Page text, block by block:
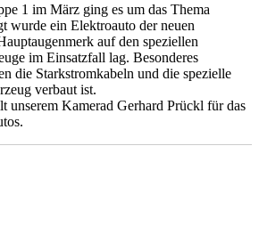
1 im März ging es um das Thema
wurde ein Elektroauto der neuen
auf den speziellen
im Einsatzfall lag. Besonderes
die Starkstromkabeln und die spezielle
verbaut ist.
unserem Kamerad Gerhard Prückl für das